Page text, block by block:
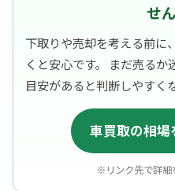
せ
下取りや売却を考える前に
くと安心です。 まだ売る
目安があると判断しやすく
車買取の相場
※リンク先で詳細